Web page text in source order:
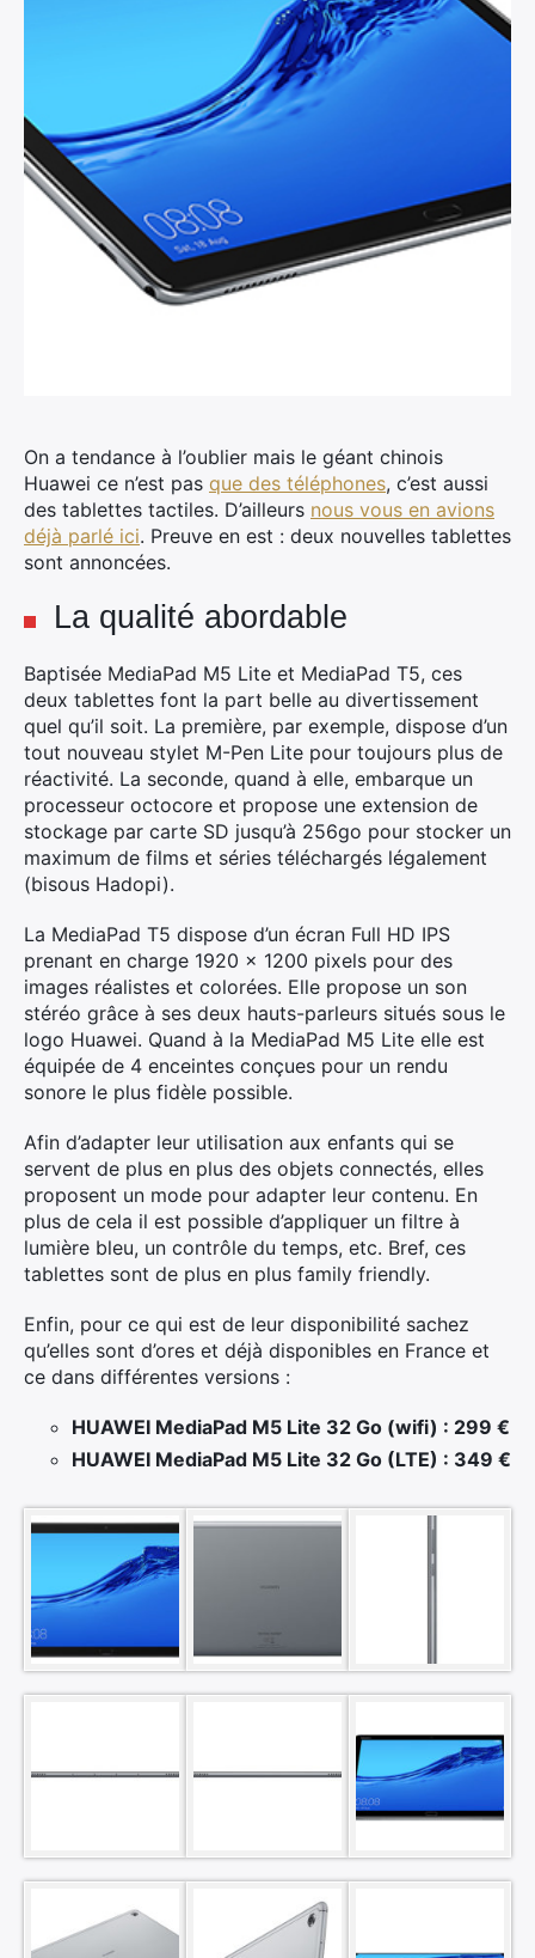
On a tendance à l’oublier mais le géant chinois
Huawei ce n’est pas que des téléphones, c’est aussi
des tablettes tactiles. D’ailleurs nous vous en avions
déjà parlé ici. Preuve en est : deux nouvelles tablettes
sont annoncées.
La qualité abordable
Baptisée MediaPad M5 Lite et MediaPad T5, ces
deux tablettes font la part belle au divertissement
quel qu’il soit. La première, par exemple, dispose d’un
tout nouveau stylet M-Pen Lite pour toujours plus de
réactivité. La seconde, quand à elle, embarque un
processeur octocore et propose une extension de
stockage par carte SD jusqu’à 256go pour stocker un
maximum de films et séries téléchargés légalement
(bisous Hadopi).
La MediaPad T5 dispose d’un écran Full HD IPS
prenant en charge 1920 x 1200 pixels pour des
images réalistes et colorées. Elle propose un son
stéréo grâce à ses deux hauts-parleurs situés sous le
logo Huawei. Quand à la MediaPad M5 Lite elle est
équipée de 4 enceintes conçues pour un rendu
sonore le plus fidèle possible.
Afin d’adapter leur utilisation aux enfants qui se
servent de plus en plus des objets connectés, elles
proposent un mode pour adapter leur contenu. En
plus de cela il est possible d’appliquer un filtre à
lumière bleu, un contrôle du temps, etc. Bref, ces
tablettes sont de plus en plus family friendly.
Enfin, pour ce qui est de leur disponibilité sachez
qu’elles sont d’ores et déjà disponibles en France et
ce dans différentes versions :
HUAWEI MediaPad M5 Lite 32 Go (wifi) : 299 €
HUAWEI MediaPad M5 Lite 32 Go (LTE) : 349 €